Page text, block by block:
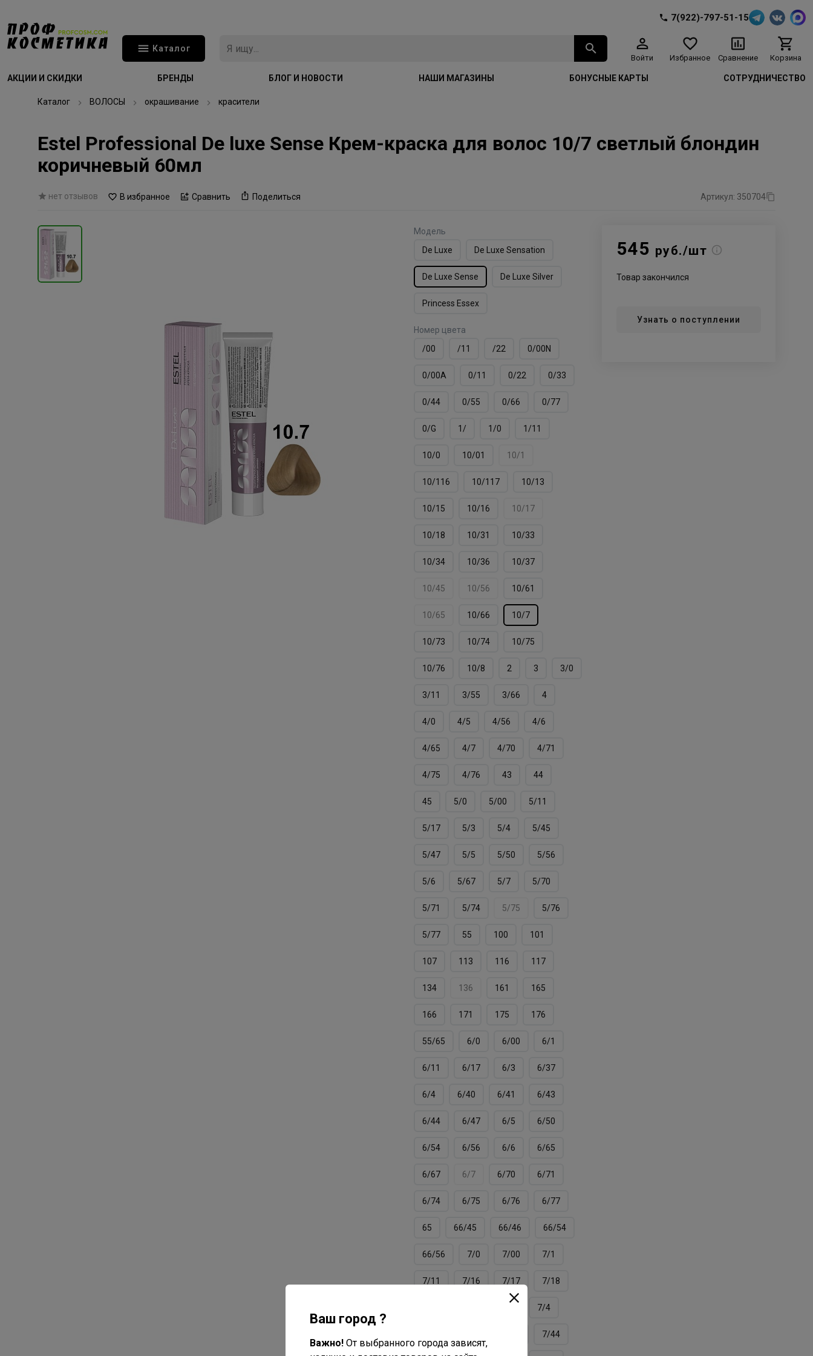
7(922)-797-51-15
Каталог
Войти Избранное Сравнение Корзина
АКЦИИ И СКИДКИ БРЕНДЫ БЛОГ И НОВОСТИ НАШИ МАГАЗИНЫ БОНУСНЫЕ КАРТЫ СОТРУДНИЧЕСТВО
Каталог ВОЛОСЫ окрашивание красители
Estel Professional De luxe Sense Крем-краска для волос 10/7 светлый блондин
коричневый 60мл
нет отзывов В избранное Сравнить Поделиться Артикул: 350704
Модель
De Luxe
De Luxe Sensation
De Luxe Sense De Luxe Silver
Princess Essex
Номер цвета
/00
/11 /22 0/00N
0/00А 0/11 0/22 0/33
0/44 0/55 0/66 0/77
0/G 1/ 1/0 1/11
10/0 10/01 10/1
10/116 10/117 10/13
10/15 10/16 10/17
10/18 10/31 10/33
10/34 10/36 10/37
10/45 10/56 10/61
10/65 10/66 10/7
10/73 10/74 10/75
10/76 10/8 2 3 3/0
3/11 3/55 3/66 4
4/0 4/5 4/56 4/6
4/65 4/7 4/70 4/71
4/75 4/76 43 44
45 5/0 5/00 5/11
5/17 5/3 5/4 5/45
5/47 5/5 5/50 5/56
5/6 5/67 5/7 5/70
5/71 5/74 5/75 5/76
5/77 55 100 101
107 113 116 117
134 136 161 165
166 171 175 176
55/65 6/0 6/00 6/1
6/11 6/17 6/3 6/37
6/4 6/40 6/41 6/43
6/44 6/47 6/5 6/50
6/54 6/56 6/6 6/65
6/67 6/7 6/70 6/71
6/74 6/75 6/76 6/77
65 66/45 66/46 66/54
66/56 7/0 7/00 7/1
7/11 7/16 7/17 7/18
7/4
7/44
545 руб./шт
Товар закончился
Узнать о поступлении
Ваш город ?
Важно! От выбранного города зависят,